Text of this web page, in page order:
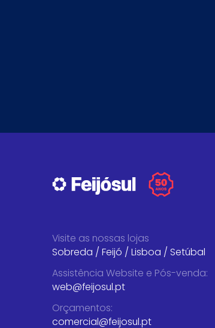
Visite as nossas lojas
Sobreda / Feijó / Lisboa / Setúbal
Assistência Website e Pós-venda:
web@feijosul.pt
Orçamentos:
comercial@feijosul.pt